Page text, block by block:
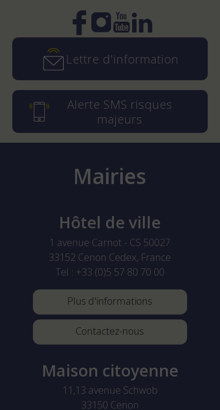
Instagram
YouTube
LinkedIn
Lettre d'information
Alerte SMS risques
majeurs
Mairies
Hôtel de ville
1 avenue Carnot - CS 50027
33152 Cenon Cedex, France
Tel : +33 (0)5 57 80 70 00
Plus d'informations
Contactez-nous
Maison citoyenne
11,13 avenue Schwob
33150 Cenon